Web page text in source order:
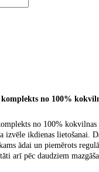
no 100%
no 100% kokvilnas
izvēle ikdienas lietošanai.
ādai un piemērots
arī pēc daudziem